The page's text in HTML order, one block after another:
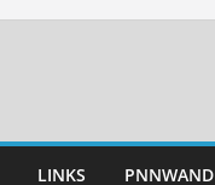
LINKS PNNWAND